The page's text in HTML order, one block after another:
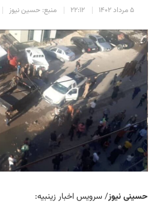
۵ مرداد ۱۴۰۲ ۲۲:۱۲ منبع: حسین نیوز
حسینی نیوز/ سرویس اخبار زینبیه: